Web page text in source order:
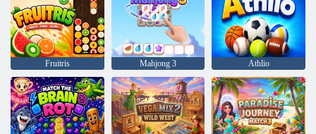
Fruitris Mahjong 3 Athlio